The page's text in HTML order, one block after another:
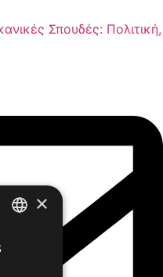
Σπουδές: Πολιτική,
×